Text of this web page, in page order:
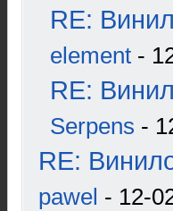
RE:
element -
RE:
Serpens -
RE:
pawel - 12-